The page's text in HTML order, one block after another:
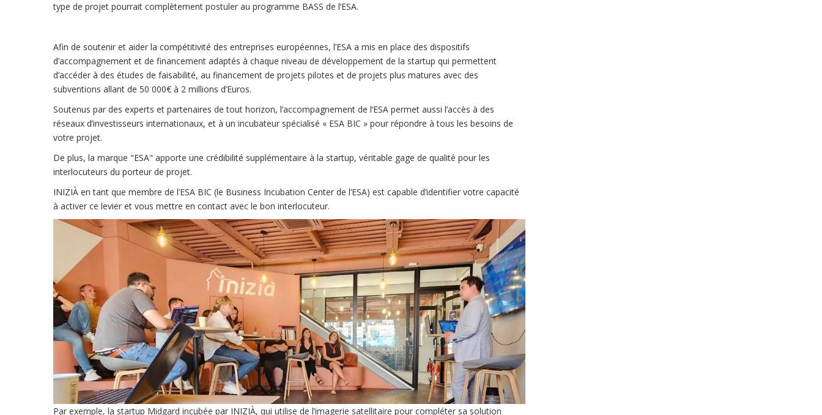
type de projet pourrait complètement postuler au programme BASS de l’ESA.
Afin de soutenir et aider la compétitivité des entreprises européennes, l’ESA a mis en place des dispositifs
d’accompagnement et de financement adaptés à chaque niveau de développement de la startup qui permettent
d’accéder à des études de faisabilité, au financement de projets pilotes et de projets plus matures avec des
subventions allant de 50 000€ à 2 millions d’Euros.
Soutenus par des experts et partenaires de tout horizon, l’accompagnement de l’ESA permet aussi l’accès à des
réseaux d’investisseurs internationaux, et à un incubateur spécialisé « ESA BIC » pour répondre à tous les besoins de
votre projet.
De plus, la marque "ESA" apporte une crédibilité supplémentaire à la startup, véritable gage de qualité pour les
interlocuteurs du porteur de projet.
INIZIÀ en tant que membre de l’ESA BIC (le Business Incubation Center de l’ESA) est capable d’identifier votre capacité
à activer ce levier et vous mettre en contact avec le bon interlocuteur.
Par exemple, la startup Midgard incubée par INIZIÀ, qui utilise de l’imagerie satellitaire pour compléter sa solution